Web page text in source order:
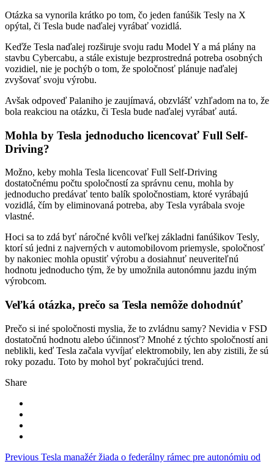
Otázka sa vynorila krátko po tom, čo jeden fanúšik Tesly na X
opýtal, či Tesla bude naďalej vyrábať vozidlá.
Keďže Tesla naďalej rozširuje svoju radu Model Y a má plány na
stavbu Cybercabu, a stále existuje bezprostredná potreba osobných
vozidiel, nie je pochýb o tom, že spoločnosť plánuje naďalej
zvyšovať svoju výrobu.
Avšak odpoveď Palaniho je zaujímavá, obzvlášť vzhľadom na to, že
bola reakciou na otázku, či Tesla bude naďalej vyrábať autá.
Mohla by Tesla jednoducho licencovať Full Self-
Driving?
Možno, keby mohla Tesla licencovať Full Self-Driving
dostatočnému počtu spoločností za správnu cenu, mohla by
jednoducho predávať tento balík spoločnostiam, ktoré vyrábajú
vozidlá, čím by eliminovaná potreba, aby Tesla vyrábala svoje
vlastné.
Hoci sa to zdá byť náročné kvôli veľkej základni fanúšikov Tesly,
ktorí sú jedni z najverných v automobilovom priemysle, spoločnosť
by nakoniec mohla opustiť výrobu a dosiahnuť neuveriteľnú
hodnotu jednoducho tým, že by umožnila autonómnu jazdu iným
výrobcom.
Veľká otázka, prečo sa Tesla nemôže dohodnúť
Prečo si iné spoločnosti myslia, že to zvládnu samy? Nevidia v FSD
dostatočnú hodnotu alebo účinnosť? Mnohé z týchto spoločností ani
neblikli, keď Tesla začala vyvíjať elektromobily, len aby zistili, že sú
roky pozadu. Toto by mohol byť pokračujúci trend.
Share
Navigace
Previous Tesla manažér žiada o federálny rámec pre autonómiu od